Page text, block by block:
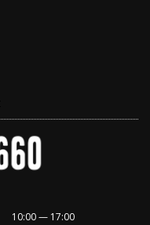
10:00 — 17:00